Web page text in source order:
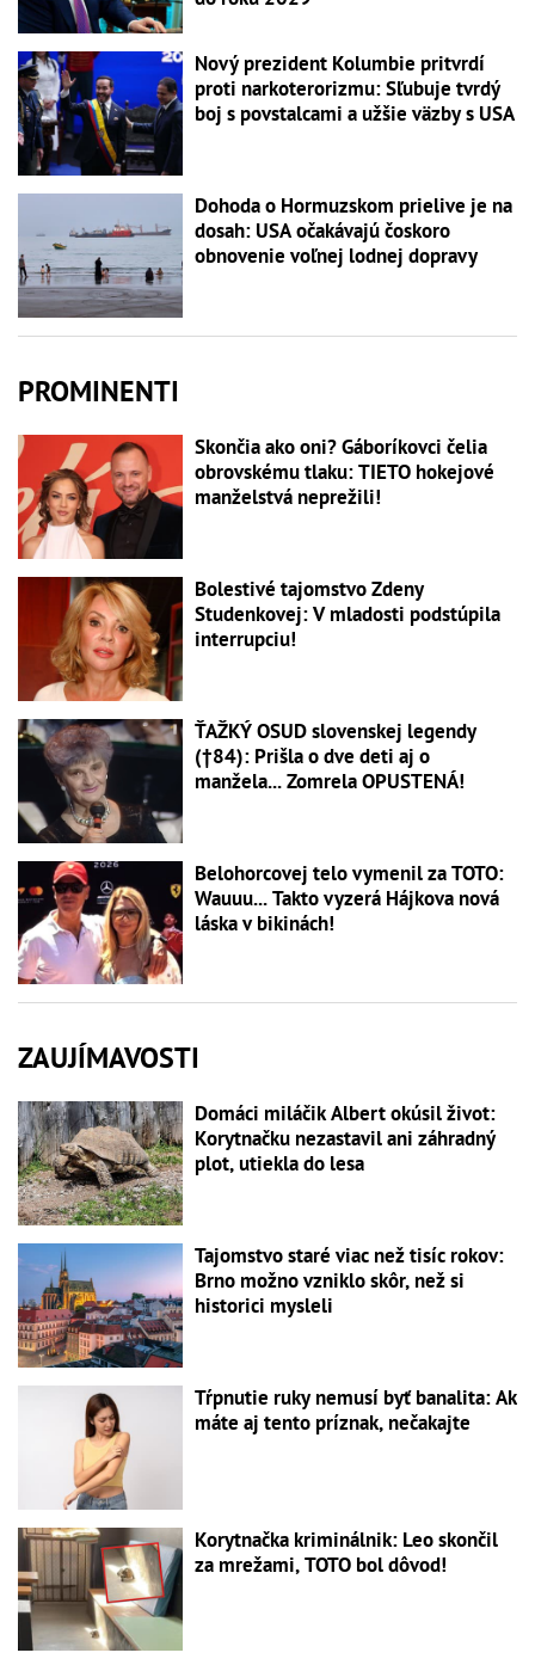
Nový prezident Kolumbie pritvrdí
proti narkoterorizmu: Sľubuje tvrdý
boj s povstalcami a užšie väzby s USA
Dohoda o Hormuzskom prielive je na
dosah: USA očakávajú čoskoro
obnovenie voľnej lodnej dopravy
PROMINENTI
Skončia ako oni? Gáboríkovci čelia
obrovskému tlaku: TIETO hokejové
manželstvá neprežili!
Bolestivé tajomstvo Zdeny
Studenkovej: V mladosti podstúpila
interrupciu!
ŤAŽKÝ OSUD slovenskej legendy
(†84): Prišla o dve deti aj o
manžela... Zomrela OPUSTENÁ!
Belohorcovej telo vymenil za TOTO:
Wauuu... Takto vyzerá Hájkova nová
láska v bikinách!
ZAUJÍMAVOSTI
Domáci miláčik Albert okúsil život:
Korytnačku nezastavil ani záhradný
plot, utiekla do lesa
Tajomstvo staré viac než tisíc rokov:
Brno možno vzniklo skôr, než si
historici mysleli
Tŕpnutie ruky nemusí byť banalita: Ak
máte aj tento príznak, nečakajte
Korytnačka kriminálnik: Leo skončil
za mrežami, TOTO bol dôvod!